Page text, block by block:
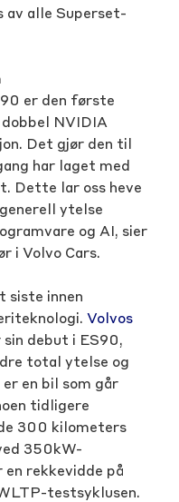
av alle Superset-
er den første
dobbel NVIDIA
Det gjør den til
har laget med
Dette lar oss heve
ytelse
og AI, sier
i Volvo Cars.
siste innen
Volvos
sin debut i ES90,
total ytelse og
en bil som går
tidligere
300 kilometers
350kW-
rekkevidde på
testsyklusen.